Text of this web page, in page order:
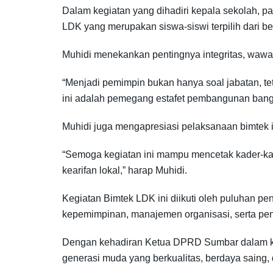
Dalam kegiatan yang dihadiri kepala sekolah,
LDK yang merupakan siswa-siswi terpilih dari
Muhidi menekankan pentingnya integritas,
“Menjadi pemimpin bukan hanya soal jabatan,
ini adalah pemegang estafet pembangunan
Muhidi juga mengapresiasi pelaksanaan
“Semoga kegiatan ini mampu mencetak kader-
kearifan lokal,” harap Muhidi.
Kegiatan Bimtek LDK ini diikuti oleh puluhan
kepemimpinan, manajemen organisasi, serta
Dengan kehadiran Ketua DPRD Sumbar
generasi muda yang berkualitas, berdaya